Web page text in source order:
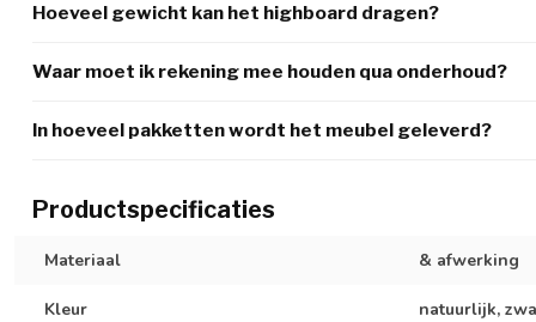
Hoeveel gewicht kan het highboard dragen?
Waar moet ik rekening mee houden qua onderhoud?
In hoeveel pakketten wordt het meubel geleverd?
Productspecificaties
Materiaal & afwerking
Kleur natuurlijk,